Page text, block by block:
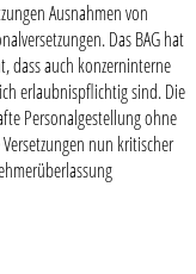
Ausnahmen von
Das BAG hat
dass auch konzerninterne
erlaubnispflichtig sind. Die
Personalgestellung ohne
nun kritischer